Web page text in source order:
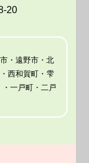
20
・遠野市・北
西和賀町・雫
一戸町・二戸